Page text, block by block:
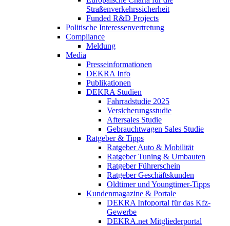
Straßenverkehrssicherheit
Funded R&D Projects
Politische Interessenvertretung
Compliance
Meldung
Media
Presseinformationen
DEKRA Info
Publikationen
DEKRA Studien
Fahrradstudie 2025
Versicherungsstudie
Aftersales Studie
Gebrauchtwagen Sales Studie
Ratgeber & Tipps
Ratgeber Auto & Mobilität
Ratgeber Tuning & Umbauten
Ratgeber Führerschein
Ratgeber Geschäftskunden
Oldtimer und Youngtimer-Tipps
Kundenmagazine & Portale
DEKRA Infoportal für das Kfz-
Gewerbe
DEKRA.net Mitgliederportal